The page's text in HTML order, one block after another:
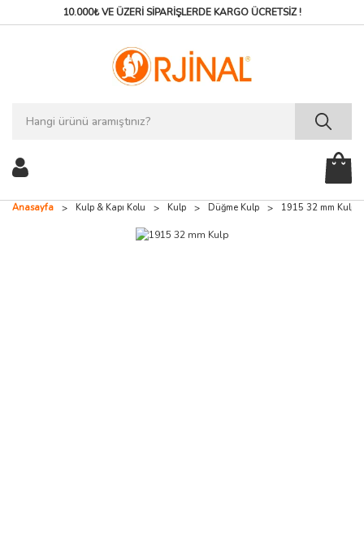
10.000₺ VE ÜZERİ SİPARİŞLERDEKARGO ÜCRETSİZ !
Anasayfa Kulp & Kapı Kolu Kulp Düğme Kulp 1915 32 mm Kulp